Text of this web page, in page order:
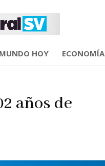
HOY ECONOMÍA
años de